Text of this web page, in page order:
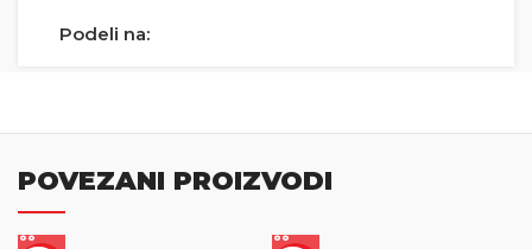
Podeli na:
POVEZANI PROIZVODI